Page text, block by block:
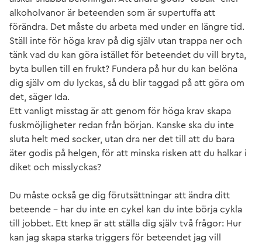
alkoholvanor är beteenden som är supertuffa att
förändra. Det måste du arbeta med under en längre tid.
Ställ inte för höga krav på dig själv utan trappa ner och
tänk vad du kan göra istället för beteendet du vill bryta,
byta bullen till en frukt? Fundera på hur du kan belöna
dig själv om du lyckas, så du blir taggad på att göra om
det, säger Ida.
Ett vanligt misstag är att genom för höga krav skapa
fuskmöjligheter redan från början. Kanske ska du inte
sluta helt med socker, utan dra ner det till att du bara
äter godis på helgen, för att minska risken att du halkar i
diket och misslyckas?
Du måste också ge dig förutsättningar att ändra ditt
beteende – har du inte en cykel kan du inte börja cykla
till jobbet. Ett knep är att ställa dig själv två frågor: Hur
kan jag skapa starka triggers för beteendet jag vill